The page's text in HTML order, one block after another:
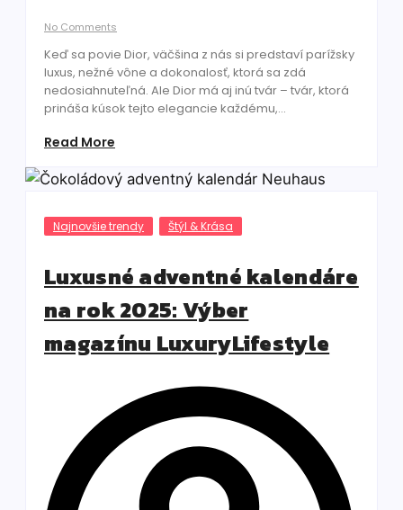
No Comments
Keď sa povie Dior, väčšina z nás si predstaví parížsky
luxus, nežné vône a dokonalosť, ktorá sa zdá
nedosiahnuteľná. Ale Dior má aj inú tvár – tvár, ktorá
prináša kúsok tejto elegancie každému,...
Read More
Najnovšie trendy Štýl & Krása
Luxusné adventné kalendáre
na rok 2025: Výber
magazínu LuxuryLifestyle